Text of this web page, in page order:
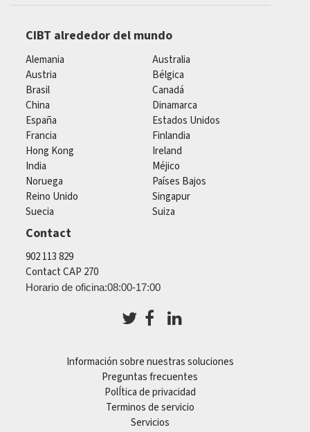
CIBT alrededor del mundo
Alemania
Australia
Austria
Bélgica
Brasil
Canadá
China
Dinamarca
España
Estados Unidos
Francia
Finlandia
Hong Kong
Ireland
India
Méjico
Noruega
Países Bajos
Reino Unido
Singapur
Suecia
Suiza
Contact
902 113 829
Contact CAP 270
Horario de oficina:08:00-17:00
Información sobre nuestras soluciones
Preguntas frecuentes
PolÍtica de privacidad
Terminos de servicio
Servicios